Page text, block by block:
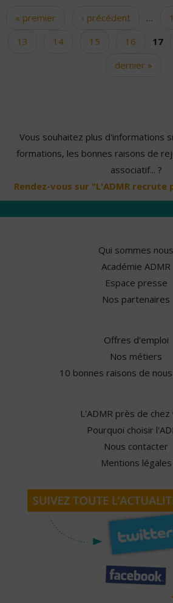
Pages
« premier ‹ précédent …
13
14 15 16 17
dernier »
Vous souhaitez plus d'informations
formations, les bonnes raisons de
associatif... ?
Rendez-vous sur "L'ADMR recrute
Qui sommes nous
Académie ADMR
Espace presse
Nos partenaires
Offres d'emploi
Nos métiers
10 bonnes raisons de
L'ADMR près de chez
Pourquoi choisir
Nous contacter
Mentions légales